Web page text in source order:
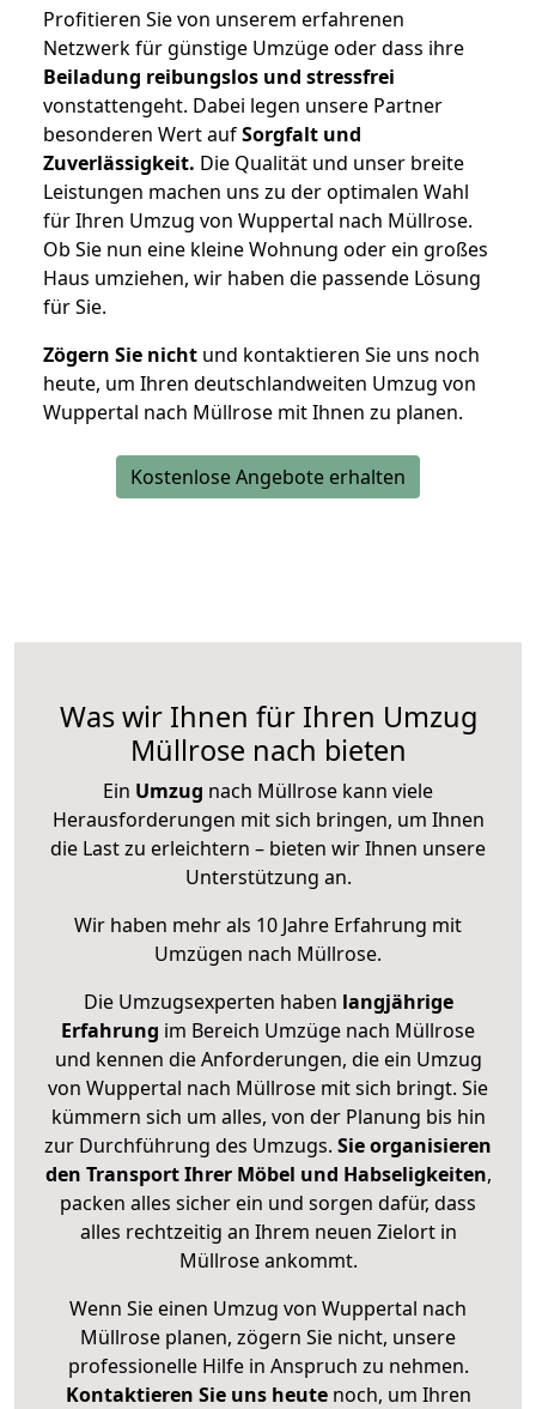
Profitieren Sie von unserem erfahrenen
Netzwerk für günstige Umzüge oder dass ihre
Beiladung reibungslos und stressfrei
vonstattengeht. Dabei legen unsere Partner
besonderen Wert aufSorgfalt und
Zuverlässigkeit. Die Qualität und unser breite
Leistungen machen uns zu der optimalen Wahl
für Ihren Umzug von Wuppertal nach Müllrose.
Ob Sie nun eine kleine Wohnung oder ein großes
Haus umziehen, wir haben die passende Lösung
für Sie.
Zögern Sie nicht und kontaktieren Sie uns noch
heute, um Ihren deutschlandweiten Umzug von
Wuppertal nach Müllrose mit Ihnen zu planen.
Kostenlose Angebote erhalten
Was wir Ihnen für Ihren Umzug
Müllrose nach bieten
Ein Umzug nach Müllrose kann viele
Herausforderungen mit sich bringen, um Ihnen
die Last zu erleichtern – bieten wir Ihnen unsere
Unterstützung an.
Wir haben mehr als 10 Jahre Erfahrung mit
Umzügen nach Müllrose.
Die Umzugsexperten haben langjährige
Erfahrung im Bereich Umzüge nach Müllrose
und kennen die Anforderungen, die ein Umzug
von Wuppertal nach Müllrose mit sich bringt. Sie
kümmern sich um alles, von der Planung bis hin
zur Durchführung des Umzugs. Sie organisieren
den Transport Ihrer Möbel und Habseligkeiten,
packen alles sicher ein und sorgen dafür, dass
alles rechtzeitig an Ihrem neuen Zielort in
Müllrose ankommt.
Wenn Sie einen Umzug von Wuppertal nach
Müllrose planen, zögern Sie nicht, unsere
professionelle Hilfe in Anspruch zu nehmen.
Kontaktieren Sie uns heutenoch, um Ihren